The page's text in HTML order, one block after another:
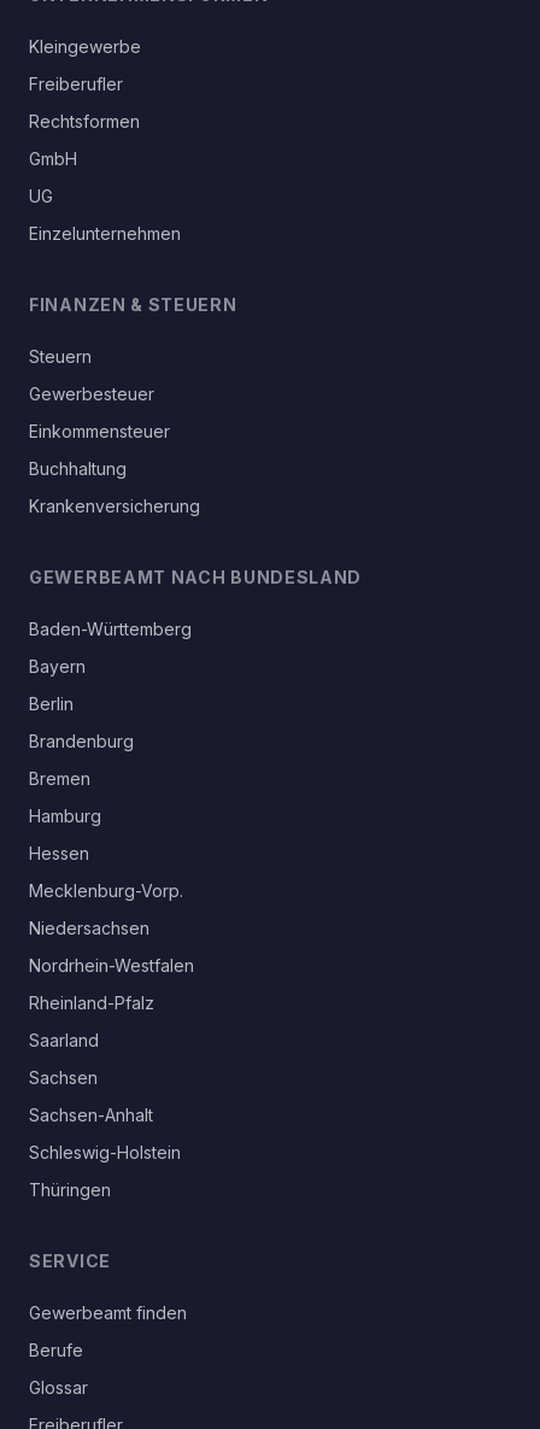
Kleingewerbe
Freiberufler
Rechtsformen
GmbH
UG
Einzelunternehmen
FINANZEN & STEUERN
Steuern
Gewerbesteuer
Einkommensteuer
Buchhaltung
Krankenversicherung
GEWERBEAMT NACH BUNDESLAND
Baden-Württemberg
Bayern
Berlin
Brandenburg
Bremen
Hamburg
Hessen
Mecklenburg-Vorp.
Niedersachsen
Nordrhein-Westfalen
Rheinland-Pfalz
Saarland
Sachsen
Sachsen-Anhalt
Schleswig-Holstein
Thüringen
SERVICE
Gewerbeamt finden
Berufe
Glossar
Freiberufler